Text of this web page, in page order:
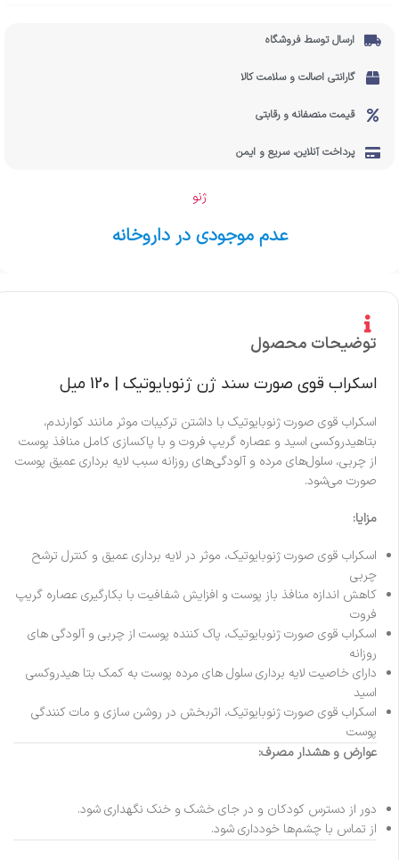
ارسال توسط فروشگاه
گارانتی اصالت و سلامت کالا
قیمت منصفانه و رقابتی
پرداخت آنلاین، سریع و ایمن
ژنو
عدم موجودی در داروخانه
توضیحات محصول
اسکراب قوی صورت سند ژن ژنوبایوتیک | 120 میل
اسکراب قوی صورت ژنوبایوتیک با داشتن ترکیبات موثر مانند کوارندم،
بتاهیدروکسی اسید و عصاره گریپ فروت و با پاکسازی کامل منافذ پوست
از چربی، سلول‌های مرده و آلودگی‌های روزانه سبب لایه برداری عمیق پوست
صورت می‌شود.
مزایا:
اسکراب قوی صورت ژنوبایوتیک، موثر در لایه برداری عمیق و کنترل ترشح
چربی
کاهش اندازه منافذ باز پوست و افزایش شفافیت با بکارگیری عصاره گریپ
فروت
اسکراب قوی صورت ژنوبایوتیک، پاک کننده پوست از چربی و آلودگی های
روزانه
دارای خاصیت لایه برداری سلول های مرده پوست به کمک بتا هیدروکسی
اسید
اسکراب قوی صورت ژنوبایوتیک، اثربخش در روشن سازی و مات کنندگی
پوست
عوارض و هشدار مصرف:
دور از دسترس کودکان و در جای خشک و خنک نگهداری شود.
از تماس با چشم‌ها خودداری شود.